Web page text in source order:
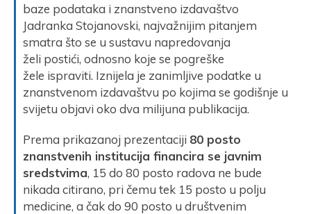
baze podataka i znanstveno izdavaštvo
Jadranka Stojanovski, najvažnijim pitanjem
smatra što se u sustavu napredovanja
želi postići, odnosno koje se pogreške
žele ispraviti. Iznijela je zanimljive podatke u
znanstvenom izdavaštvu po kojima se godišnje u
svijetu objavi oko dva milijuna publikacija.
Prema prikazanoj prezentaciji 80 posto
znanstvenih institucija financira se javnim
sredstvima, 15 do 80 posto radova ne bude
nikada citirano, pri čemu tek 15 posto u polju
medicine, a čak do 90 posto u društvenim